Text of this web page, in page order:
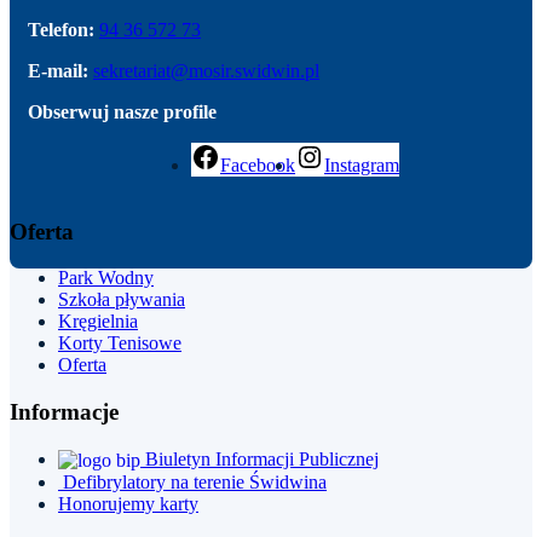
Telefon: 94 36 572 73
E-mail: sekretariat@mosir.swidwin.pl
Obserwuj nasze profile
Facebook Instagram
Oferta
Park Wodny
Szkoła pływania
Kręgielnia
Korty Tenisowe
Oferta
Informacje
Biuletyn Informacji Publicznej
Defibrylatory na terenie Świdwina
Honorujemy karty